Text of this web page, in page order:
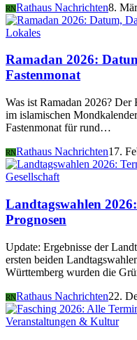
RNRathaus Nachrichten8.
Lokales
Ramadan 2026:
Fastenmonat
Was ist Ramadan 2026? Der
im islamischen
Fastenmonat für rund…
RNRathaus Nachrichten17.
Gesellschaft
Landtagswahlen
Prognosen
Update: Ergebnisse der
ersten beiden
Württemberg wurden die
RNRathaus Nachrichten22.
Veranstaltungen & Kultur